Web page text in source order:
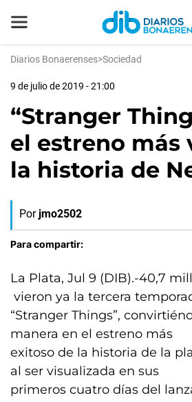
Diarios Bonaerenses>Sociedad
9 de julio de 2019 - 21:00
“Stranger
el estreno más
la historia de
Por jmo2502
Para compartir:
La Plata, Jul 9 (DIB).-40,7
vieron ya la tercera
“Stranger Things”,
manera en el estreno más
exitoso de la historia de la
al ser visualizada en sus
primeros cuatro días del